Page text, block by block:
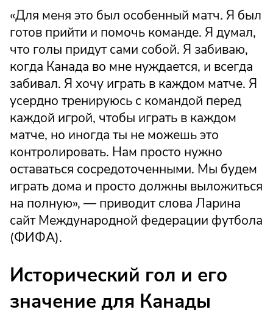
«Для меня это был особенный матч. Я был
готов прийти и помочь команде. Я думал,
что голы придут сами собой. Я забиваю,
когда Канада во мне нуждается, и всегда
забивал. Я хочу играть в каждом матче. Я
усердно тренируюсь с командой перед
каждой игрой, чтобы играть в каждом
матче, но иногда ты не можешь это
контролировать. Нам просто нужно
оставаться сосредоточенными. Мы будем
играть дома и просто должны выложиться
на полную», — приводит слова Ларина
сайт Международной федерации футбола
(ФИФА).
Исторический гол и его
значение для Канады